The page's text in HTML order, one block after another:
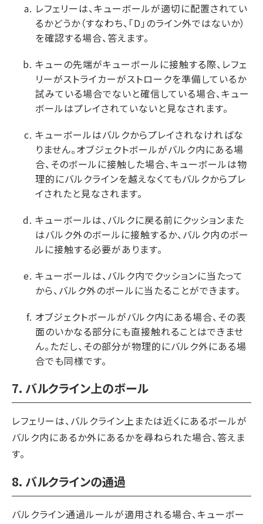
レフェリーは、キューボールが適切に配置されてい
るかどうか（すなわち、「D」のライン外ではないか）
を確認する場合、答えます。
キューの先端がキューボールに接触する際、レフェ
リーがストライカーがストロークを準備しているか
試みている場合でないと確信している場合、キュー
ボールはプレイされていないと見なされます。
キューボールはバルクからプレイされなければな
りません。オブジェクトボールがバルク内にある場
合、そのボールに接触した場合、キューボールは物
理的にバルクラインを越えなくてもバルクからプレ
イされたと見なされます。
キューボールは、バルクに戻る前にクッションまた
はバルク外のボールに接触するか、バルク内のボー
ルに接触する必要があります。
キューボールは、バルク内でクッションに当たって
から、バルク外のボールに当たることができます。
オブジェクトボールがバルク内にある場合、その表
面のいかなる部分にも直接触れることはできませ
ん。ただし、その部分が物理的にバルク外にある場
合でも同様です。
7. バルクライン上のボール
レフェリーは、バルクライン上または近くにあるボールが
バルク内にあるか外にあるかを尋ねられた場合、答えま
す。
8. バルクラインの通過
バルクライン通過ルールが適用される場合、キューボー